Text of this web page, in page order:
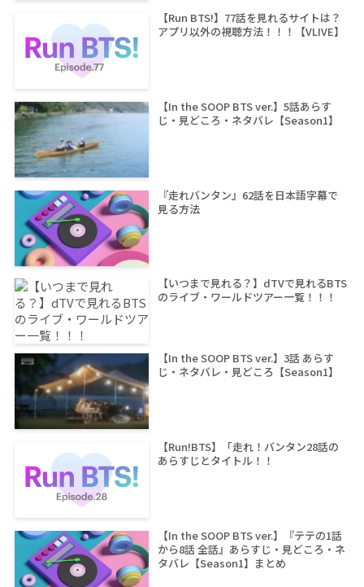
【Run BTS!】77話を見れるサイトは？
アプリ以外の視聴方法！！！【VLIVE】
【In the SOOP BTS ver.】5話あらす
じ・見どころ・ネタバレ【Season1】
『走れバンタン』62話を日本語字幕で
見る方法
【いつまで見れる？】dTVで見れるBTS
のライブ・ワールドツアー一覧！！！
【In the SOOP BTS ver.】3話 あらす
じ・ネタバレ・見どころ【Season1】
【Run!BTS】「走れ！バンタン28話の
あらすじとタイトル！！
【In the SOOP BTS ver.】『テテの1話
から8話 全話』あらすじ・見どころ・ネ
タバレ【Season1】まとめ